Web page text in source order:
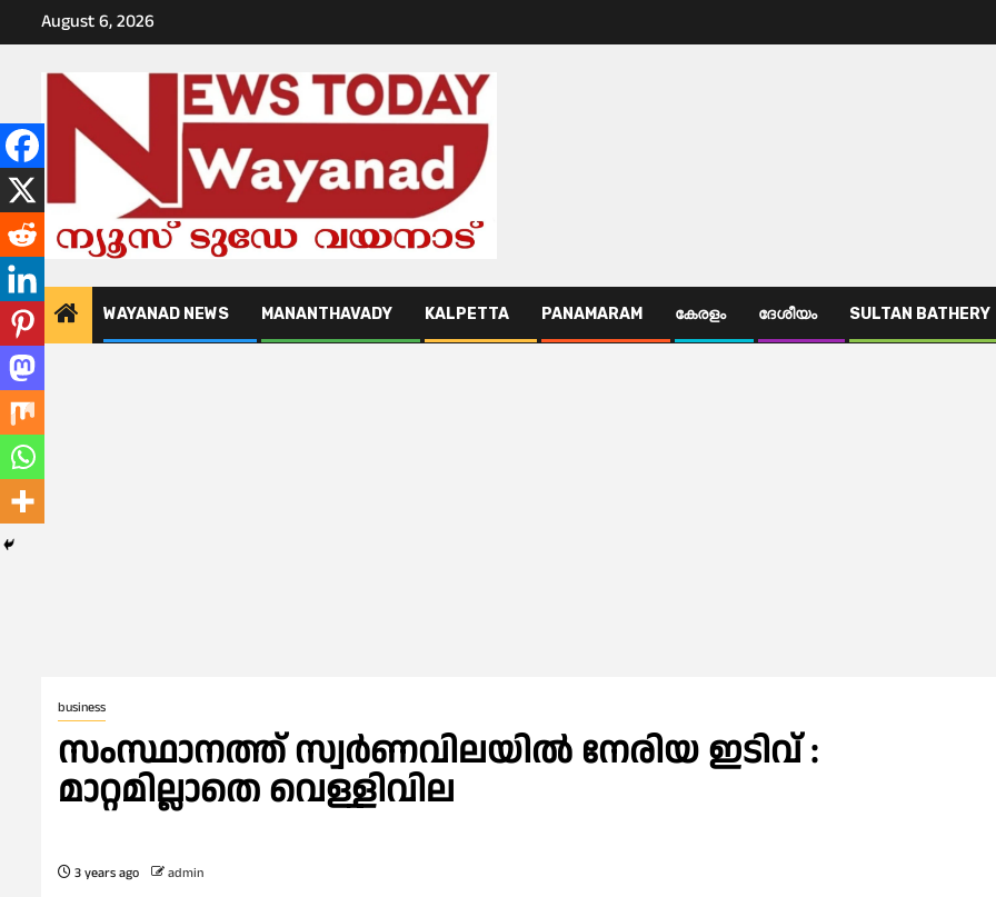
to
August 6, 2026
WAYANAD NEWS MANANTHAVADY KALPETTA PANAMARAM കേരളം ദേശീയം SULTAN BATHERY
business
സംസ്ഥാനത്ത് സ്വർണവിലയിൽ നേരിയ ഇടിവ് :
മാറ്റമില്ലാതെ വെള്ളിവില
3 years ago admin